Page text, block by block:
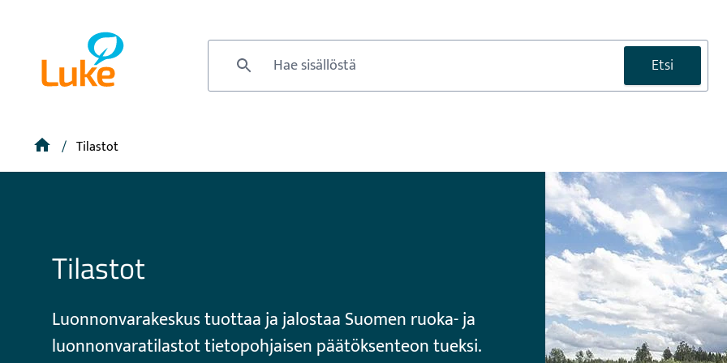
pääsisältöön
Hae sivustolta
Etsi
Murupolku
Etusivu
Tilastot
Tilastot
Luonnonvarakeskus tuottaa ja jalostaa Suomen ruoka- ja
luonnonvaratilastot tietopohjaisen päätöksenteon tueksi.